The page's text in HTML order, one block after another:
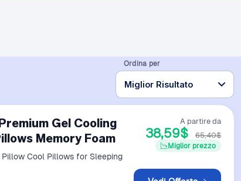
Ordina per
Gel Cooling
Memory Foam
Cool Pillows for Sleeping
A partire da
38,59$ 65,40$
Miglior prezzo